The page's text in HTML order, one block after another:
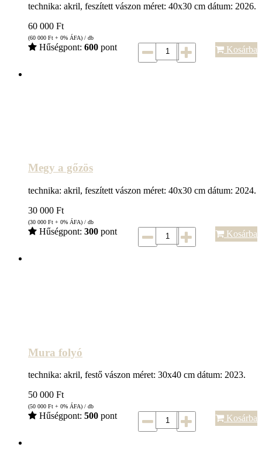
technika: akril, feszített vászon méret: 40x30 cm dátum: 2026.
60 000 Ft
(60 000 Ft + 0% ÁFA) / db
Hűségpont: 600 pont Kosárba
Megy a gőzös
technika: akril, feszített vászon méret: 40x30 cm dátum: 2024.
30 000 Ft
(30 000 Ft + 0% ÁFA) / db
Hűségpont: 300 pont Kosárba
Mura folyó
technika: akril, festő vászon méret: 30x40 cm dátum: 2023.
50 000 Ft
(50 000 Ft + 0% ÁFA) / db
Hűségpont: 500 pont Kosárba